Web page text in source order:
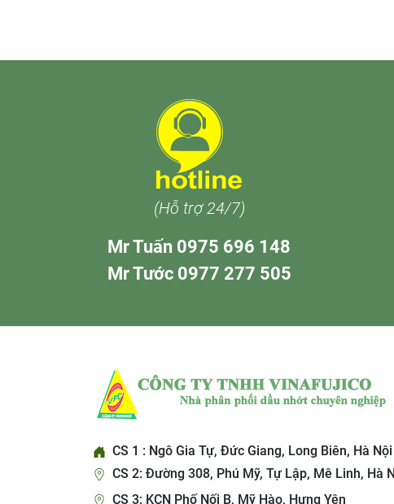
(Hỗ trợ 24/7)
Mr Tuấn 0975 696 148
Mr Tước 0977 277 505
CS 1 : Ngô Gia Tự, Đức Giang, Long Biên, Hà Nội
CS 2: Đường 308, Phú Mỹ, Tự Lập, Mê Linh, Hà
CS 3: KCN Phố Nối B, Mỹ Hào, Hưng Yên